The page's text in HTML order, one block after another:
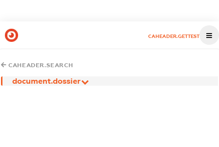
CAHEADER.GETTEST
CAHEADER.SEARCH
document.dossier